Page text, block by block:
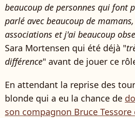
beaucoup de personnes qui font
parlé avec beaucoup de
associations et j'ai beaucoup
Sara Mortensen qui été déjà "
différence" avant de jouer ce
En attendant la reprise des
blonde qui a eu la chance de
son compagnon Bruce